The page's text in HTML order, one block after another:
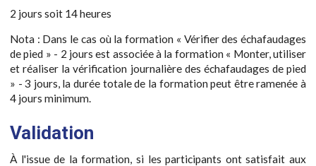
2 jours soit 14 heures
Nota : Dans le cas où la formation « Vérifier des échafaudages
de pied » - 2 jours est associée à la formation « Monter, utiliser
et réaliser la vérification journalière des échafaudages de pied
» - 3 jours, la durée totale de la formation peut être ramenée à
4 jours minimum.
Validation
À l'issue de la formation, si les participants ont satisfait aux